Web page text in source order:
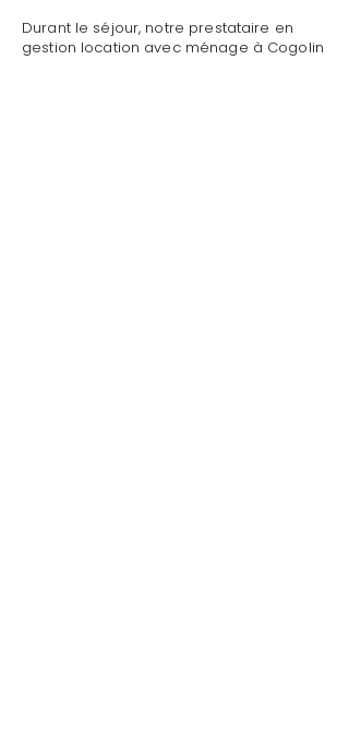
Durant le séjour, notre prestataire en
gestion location avec ménage à Cogolin